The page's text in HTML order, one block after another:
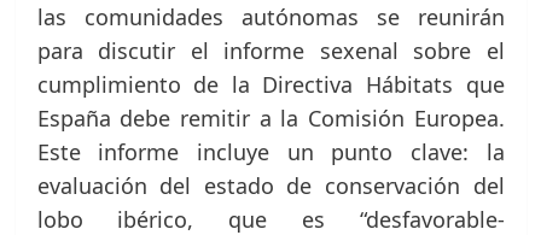
las comunidades autónomas se reunirán
para discutir el informe sexenal sobre el
cumplimiento de la Directiva Hábitats que
España debe remitir a la Comisión Europea.
Este informe incluye un punto clave: la
evaluación del estado de conservación del
lobo ibérico, que es “desfavorable-